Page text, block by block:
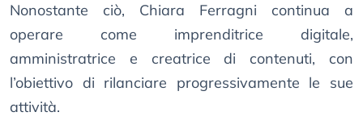
Nonostante ciò, Chiara Ferragni continua a
operare come imprenditrice digitale,
amministratrice e creatrice di contenuti, con
l’obiettivo di rilanciare progressivamente le sue
attività.